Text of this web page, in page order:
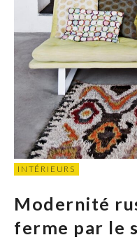
INTÉRIEURS
Modernité
ferme par le